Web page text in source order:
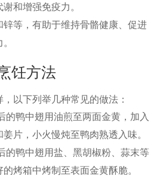
和增强免疫力。
等，有助于维持骨骼健康、促进
饪方法
以下列举几种常见的做法：
的鸭中翅用油煎至两面金黄，加入
片，小火慢炖至鸭肉熟透入味。
的鸭中翅用盐、黑胡椒粉、蒜末等
烤箱中烤制至表面金黄酥脆。